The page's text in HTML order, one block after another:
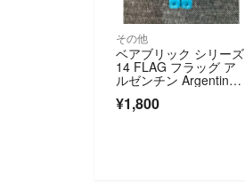
その他
ベアブリック シリーズ
14 FLAG フラッグ ア
ルゼンチン Argentin
¥1,800